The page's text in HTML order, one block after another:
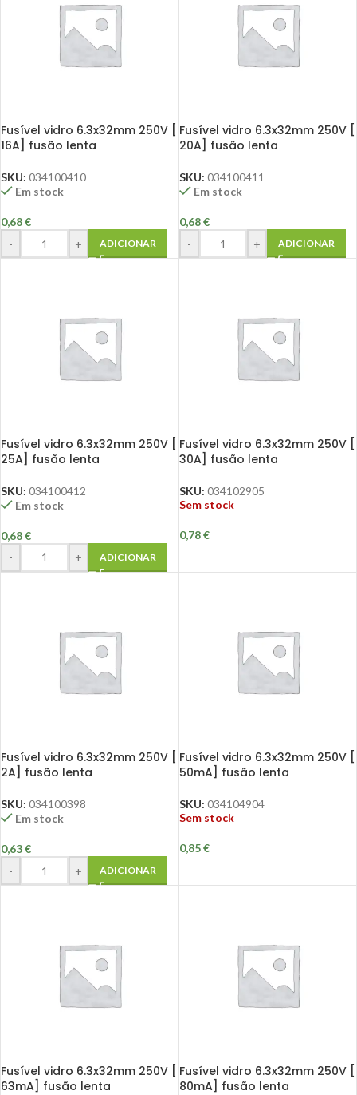
Fusível vidro 6.3x32mm 250V [
16A] fusão lenta
SKU: 034100410
Em stock
0,68€
-
+ ADICIONAR
Fusível vidro 6.3x32mm 250V [
20A] fusão lenta
SKU: 034100411
Em stock
0,68€
-
+ ADICIONAR
Fusível vidro 6.3x32mm 250V [
25A] fusão lenta
SKU: 034100412
Em stock
0,68€
-
+ ADICIONAR
Fusível vidro 6.3x32mm 250V [
30A] fusão lenta
SKU: 034102905
Sem stock
0,78€
Fusível vidro 6.3x32mm 250V [
2A] fusão lenta
SKU: 034100398
Em stock
0,63€
-
+ ADICIONAR
Fusível vidro 6.3x32mm 250V [
50mA] fusão lenta
SKU: 034104904
Sem stock
0,85€
Fusível vidro 6.3x32mm 250V [
63mA] fusão lenta
Fusível vidro 6.3x32mm 250V [
80mA] fusão lenta